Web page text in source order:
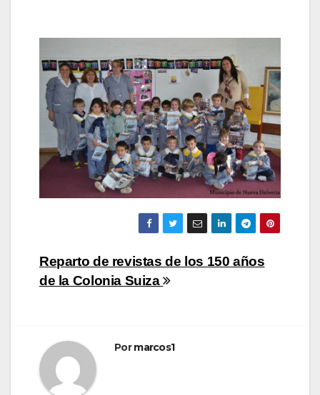
Navegación
de
Reparto de revistas de los 150 años
de la Colonia Suiza
Pormarcos1